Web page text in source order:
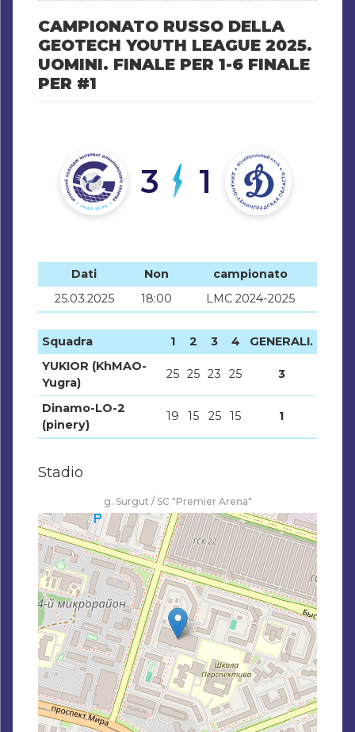
CAMPIONATO RUSSO DELLA
GEOTECH YOUTH LEAGUE 2025.
UOMINI. FINALE PER 1-6 FINALE
PER #1
3 1
Dati Non
campionato
25.03.2025
18:00 LMC 2024-2025
Squadra 1 2 3 4
GENERALI.
YUKIOR (KhMAO-
Yugra)
25 25 23 25 3
Dinamo-LO-2
(pinery)
19 15 25 15 1
Stadio
g. Surgut / SC "Premier Arena"